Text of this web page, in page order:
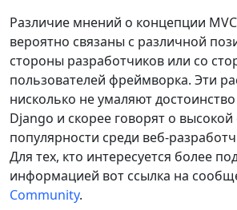
Различие мнений о концепции
вероятно связаны с различной
стороны разработчиков или со
пользователей фреймворка. Эти
нисколько не умаляют
Django и скорее говорят о высокой
популярности среди веб-
Для тех, кто интересуется более
информацией вот ссылка на
Community.